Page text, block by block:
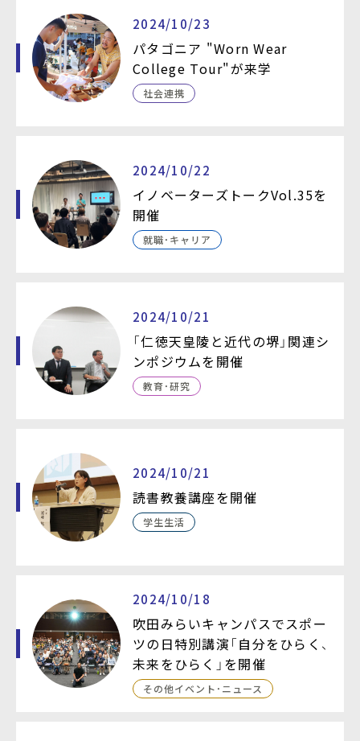
2024/10/23
パタゴニア "Worn Wear
College Tour"が来学
社会連携
2024/10/22
イノベーターズトークVol.35を
開催
就職・キャリア
2024/10/21
「仁徳天皇陵と近代の堺」関連シ
ンポジウムを開催
教育・研究
2024/10/21
読書教養講座を開催
学生生活
2024/10/18
吹田みらいキャンパスでスポー
ツの日特別講演「自分をひらく、
未来をひらく」を開催
その他イベント・ニュース